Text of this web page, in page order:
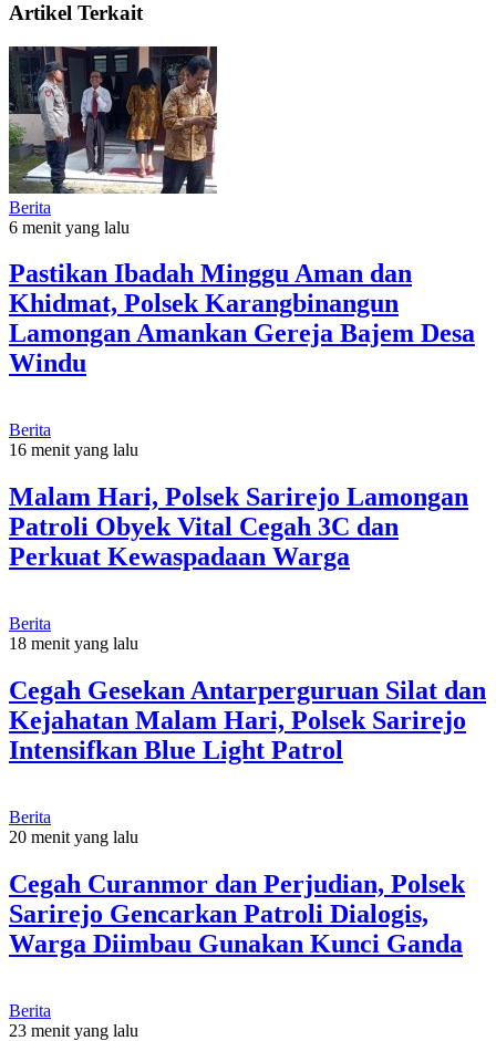
Artikel Terkait
Berita
6 menit yang lalu
Pastikan Ibadah Minggu Aman dan
Khidmat, Polsek Karangbinangun
Lamongan Amankan Gereja Bajem Desa
Windu
Berita
16 menit yang lalu
Malam Hari, Polsek Sarirejo Lamongan
Patroli Obyek Vital Cegah 3C dan
Perkuat Kewaspadaan Warga
Berita
18 menit yang lalu
Cegah Gesekan Antarperguruan Silat dan
Kejahatan Malam Hari, Polsek Sarirejo
Intensifkan Blue Light Patrol
Berita
20 menit yang lalu
Cegah Curanmor dan Perjudian, Polsek
Sarirejo Gencarkan Patroli Dialogis,
Warga Diimbau Gunakan Kunci Ganda
Berita
23 menit yang lalu